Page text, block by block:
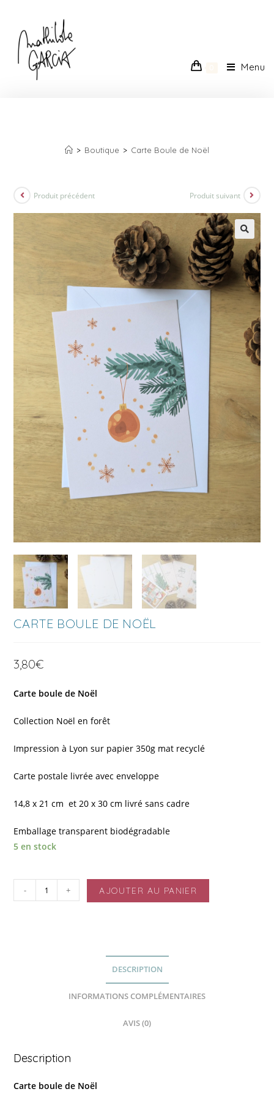
Menu
> Boutique > Carte Boule de Noël
Produit précédent Produit suivant
CARTE BOULE DE NOËL
3,80€
Carte boule de Noël
Collection Noël en forêt
Impression à Lyon sur papier 350g mat recyclé
Carte postale livrée avec enveloppe
14,8 x 21 cm et 20 x 30 cm livré sans cadre
Emballage transparent biodégradable
5 en stock
- + AJOUTER AU PANIER
DESCRIPTION
INFORMATIONS COMPLÉMENTAIRES
AVIS (0)
Description
Carte boule de Noël